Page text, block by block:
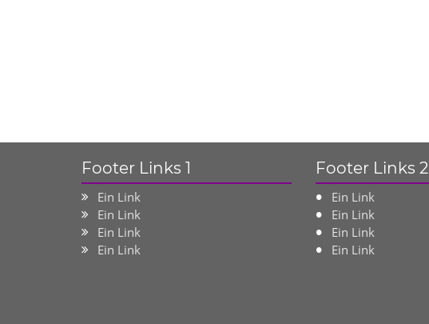
Footer Links 1
Ein Link
Ein Link
Ein Link
Ein Link
Footer Links 2
Ein Link
Ein Link
Ein Link
Ein Link